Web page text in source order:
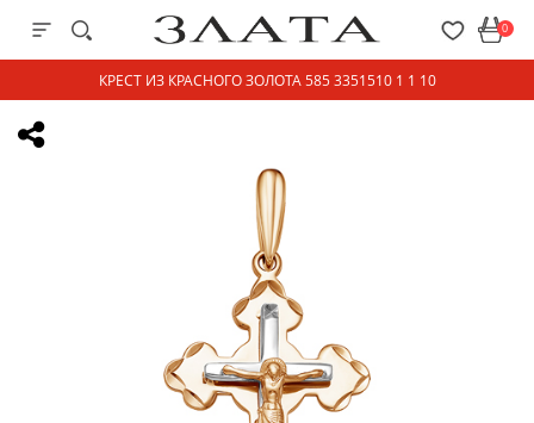
0
КРЕСТ ИЗ КРАСНОГО ЗОЛОТА 585 3351510 1 1 10